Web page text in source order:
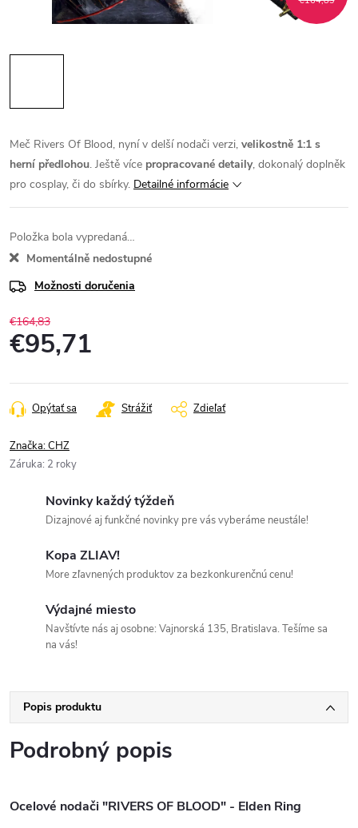
Meč Rivers Of Blood, nyní v delší nodači verzi, velikostně 1:1 s
herní předlohou. Ještě více propracované detaily, dokonalý doplněk
pro cosplay, či do sbírky. Detailné informácie
Položka bola vypredaná…
Momentálně nedostupné
Možnosti doručenia
€164,83
€95,71
cena:
Opýtať sa Strážiť Zdieľať
Značka:CHZ
Záruka: 2 roky
Novinky každý týždeň
Dizajnové aj funkčné novinky pre vás vyberáme neustále!
Kopa ZLIAV!
More zľavnených produktov za bezkonkurenčnú cenu!
Výdajné miesto
Navštívte nás aj osobne: Vajnorská 135, Bratislava. Tešíme sa
na vás!
Popis produktu
Podrobný popis
Ocelové nodači "RIVERS OF BLOOD" - Elden Ring